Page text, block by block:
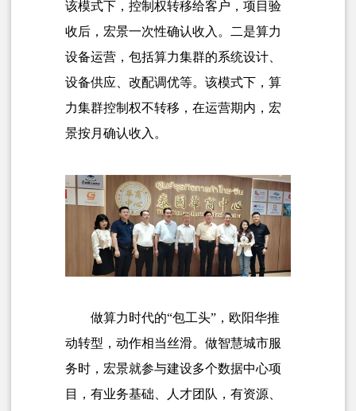
该模式下，控制权转移给客户，项目验
收后，宏景一次性确认收入。二是算力
设备运营，包括算力集群的系统设计、
设备供应、改配调优等。该模式下，算
力集群控制权不转移，在运营期内，宏
景按月确认收入。
做算力时代的“包工头”，欧阳华推
动转型，动作相当丝滑。做智慧城市服
务时，宏景就参与建设多个数据中心项
目，有业务基础、人才团队，有资源、